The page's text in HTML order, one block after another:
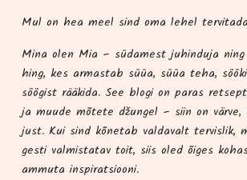
Mul on hea meel sind oma lehel
Mina olen Mia – süda­me­st juhindu­ja
hing, kes armas­tab süüa, süüa teha,
söö­gist rää­ki­da. See blo­gi on paras
ja muu­de mõte­te džun­gel – siin on
just. Kui sind kõne­tab val­da­valt ter­vis­lik,
ges­ti val­mis­ta­tav toit, siis oled õiges
ammu­ta inspiratsiooni.